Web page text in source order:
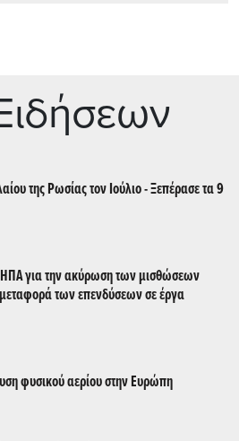
της Ρωσίας τον Ιούλιο - Ξεπέρασε τα 9
των επενδύσεων σε έργα
φυσικού αερίου στην Ευρώπη